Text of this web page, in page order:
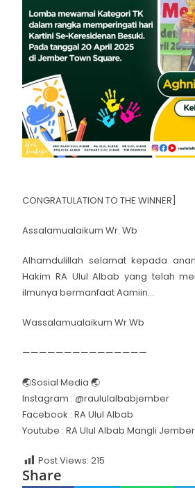
CONGRATULATION TO THE WINNER]
Assalamualaikum Wr. Wb
Alhamdulillah selamat kepada
Hakim RA Ulul Albab yang telah
ilmunya bermanfaat Aamiin…
Wassalamualaikum Wr.Wb
———————————————
🌏Sosial Media 🌏
Instagram : @raululalbabjember
Facebook : RA Ulul Albab
Youtube : RA Ulul Albab Mangli Jember
Post Views: 215
Share